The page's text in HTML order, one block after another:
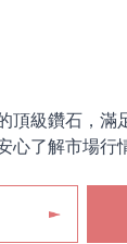
頂級鑽石，滿
了解市場行